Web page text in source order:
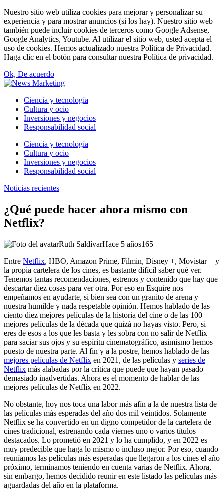
Nuestro sitio web utiliza cookies para mejorar y personalizar su
experiencia y para mostrar anuncios (si los hay). Nuestro sitio web
también puede incluir cookies de terceros como Google Adsense,
Google Analytics, Youtube. Al utilizar el sitio web, usted acepta el
uso de cookies. Hemos actualizado nuestra Política de Privacidad.
Haga clic en el botón para consultar nuestra Política de privacidad.
Ok, De acuerdo
Ciencia y tecnología
Cultura y ocio
Inversiones y negocios
Responsabilidad social
Ciencia y tecnología
Cultura y ocio
Inversiones y negocios
Responsabilidad social
Noticias recientes
¿Qué puede hacer ahora mismo con
Netflix?
Ruth SaldívarHace 5 años165
Entre Netflix, HBO, Amazon Prime, Filmin, Disney +, Movistar + y
la propia cartelera de los cines, es bastante difícil saber qué ver.
Tenemos tantas recomendaciones, estrenos y contenido que hay que
descartar diez cosas para ver otra. Por eso en Esquire nos
empeñamos en ayudarte, si bien sea con un granito de arena y
nuestra humilde y nada respetable opinión. Hemos hablado de las
ciento diez mejores películas de la historia del cine o de las 100
mejores películas de la década que quizá no hayas visto. Pero, si
eres de esos a los que les basta y les sobra con no salir de Netflix
para saciar sus ojos y su espíritu cinematográfico, asimismo hemos
puesto de nuestra parte. Al fin y a la postre, hemos hablado de las
mejores películas de Netflix en 2021, de las películas y series de
Netflix más alabadas por la crítica que puede que hayan pasado
demasiado inadvertidas. Ahora es el momento de hablar de las
mejores películas de Netflix en 2022.
No obstante, hoy nos toca una labor más afín a la de nuestra lista de
las películas más esperadas del año dos mil veintidos. Solamente
Netflix se ha convertido en un digno competidor de la cartelera de
cines tradicional, estrenando cada viernes uno o varios títulos
destacados. Lo prometió en 2021 y lo ha cumplido, y en 2022 es
muy predecible que haga lo mismo o incluso mejor. Por eso, cuando
reuníamos las películas más esperadas que llegaron a los cines el año
próximo, terminamos teniendo en cuenta varias de Netflix. Ahora,
sin embargo, hemos decidido reunir en este listado las películas más
aguardadas del año en la plataforma.